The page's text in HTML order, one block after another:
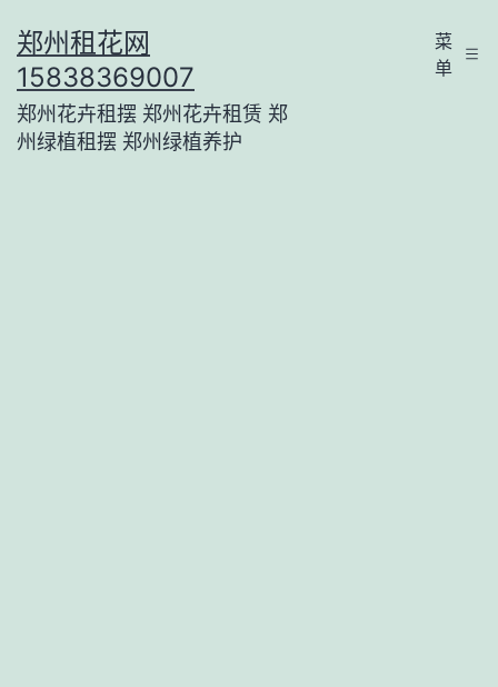
至
内
容
郑州租花网
15838369007
郑州花卉租摆 郑州花卉租赁 郑
州绿植租摆 郑州绿植养护
菜
单